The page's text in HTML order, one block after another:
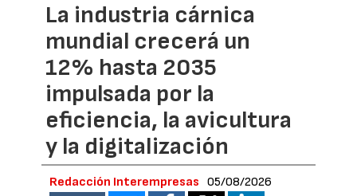
La industria cárnica
mundial crecerá un
12% hasta 2035
impulsada por la
eficiencia, la avicultura
y la digitalización
Redacción Interempresas 05/08/2026